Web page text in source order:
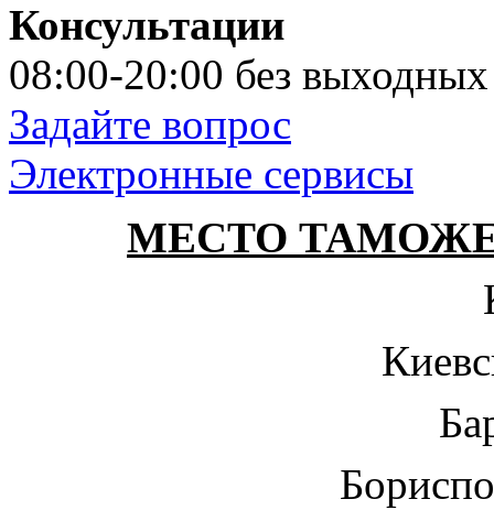
Консультации
08:00-20:00 без выходных
Задайте вопрос
Электронные сервисы
МЕСТО